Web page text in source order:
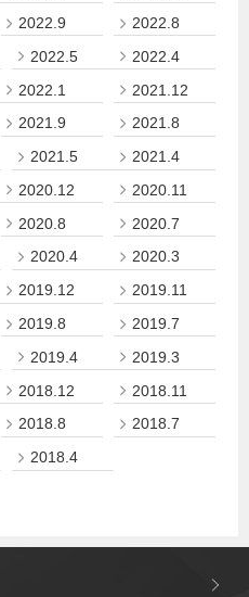
2022.9
2022.8
2022.5
2022.4
2022.1
2021.12
2021.9
2021.8
2021.5
2021.4
2020.12
2020.11
2020.8
2020.7
2020.4
2020.3
2019.12
2019.11
2019.8
2019.7
2019.4
2019.3
2018.12
2018.11
2018.8
2018.7
2018.4